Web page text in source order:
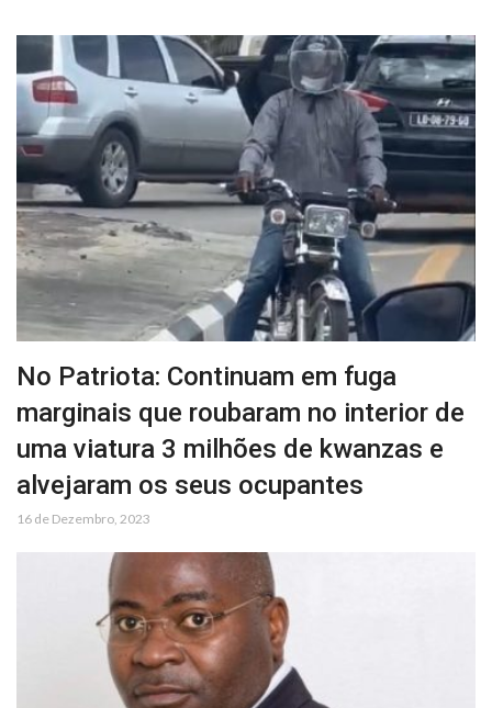
No Patriota: Continuam em fuga
marginais que roubaram no interior de
uma viatura 3 milhões de kwanzas e
alvejaram os seus ocupantes
16 de Dezembro, 2023